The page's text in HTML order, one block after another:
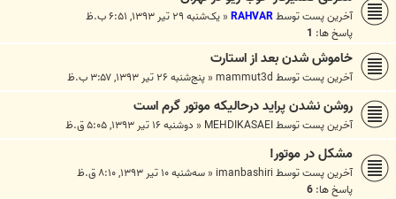
آخرین پست توسطRAHVAR
« یک‌شنبه ۲۹ تیر ۱۳۹۳, ۶:۵۱ ب.ظ
پاسخ ها: 1
خاموش شدن بعد از استارت
آخرین پست توسطmammut3d
« پنج‌شنبه ۲۶ تیر ۱۳۹۳, ۳:۵۷ ب.ظ
روشن نشدن پراید درحالیکه موتور گرم است
آخرین پست توسطMEHDIKASAEI
« دوشنبه ۱۶ تیر ۱۳۹۳, ۵:۰۵ ق.ظ
مشکل در موتور!
آخرین پست توسطimanbashiri
« سه‌شنبه ۱۰ تیر ۱۳۹۳, ۸:۱۰ ق.ظ
پاسخ ها: 6